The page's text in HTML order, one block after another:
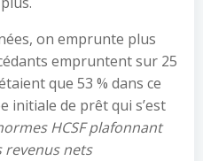
on emprunte plus
empruntent sur 25
que 53 % dans ce
initiale de prêt qui s’est
HCSF plafonnant
revenus nets